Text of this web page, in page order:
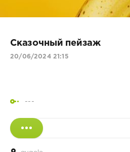
Сказочный пейзаж
20/06/2024 21:15
---